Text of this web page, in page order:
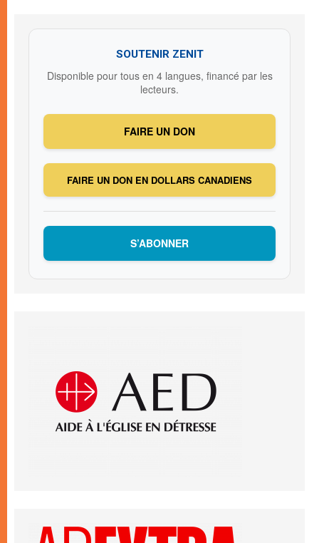
SOUTENIR ZENIT
Disponible pour tous en 4 langues, financé par les
lecteurs.
FAIRE UN DON
FAIRE UN DON EN DOLLARS CANADIENS
S’ABONNER